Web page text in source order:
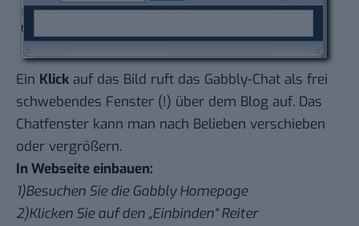
Ein Klick auf das Bild ruft das Gabbly-Chat als frei
schwebendes Fenster (!) über dem Blog auf. Das
Chatfenster kann man nach Belieben verschieben
oder vergrößern.
In Webseite einbauen:
1)Besuchen Sie die Gabbly Homepage
2)Klicken Sie auf den „Einbinden“ Reiter